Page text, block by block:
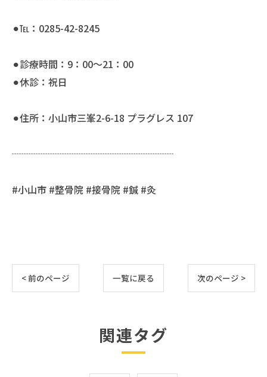
⚫︎℡：0285-42-8245
⚫︎診療時間：9：00〜21：00
⚫︎休診：祝日
⚫︎住所：小山市三峯2-6-18 プラグレス 107
┈┈┈┈┈┈┈┈┈┈┈┈┈┈┈┈┈
#小山市 #整骨院 #接骨院 #鍼 #灸
< 前のページ 一覧に戻る 次のページ >
関連タグ